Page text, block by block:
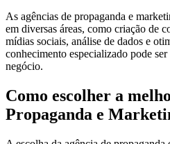
As agências de propaganda e
em diversas áreas, como criação de
mídias sociais, análise de dados e
conhecimento especializado pode
negócio.
Como escolher a
Propaganda e